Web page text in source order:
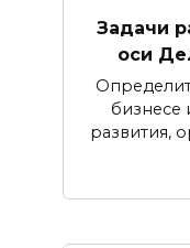
Задачи
оси
бизнесе
развития,